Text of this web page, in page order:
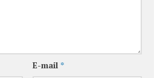
E-mail *